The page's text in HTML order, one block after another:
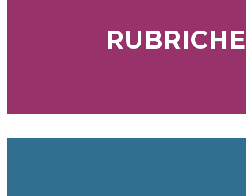
RUBRICHE